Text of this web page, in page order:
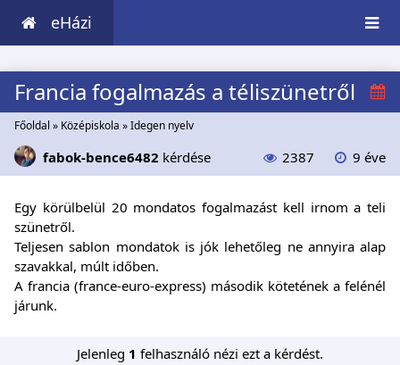
eHázi
Francia fogalmazás a téliszünetről
Főoldal » Középiskola »Idegen nyelv
fabok-bence6482 kérdése 2387 9 éve
Egy körülbelül 20 mondatos fogalmazást kell irnom a teli
szünetről.
Teljesen sablon mondatok is jók lehetőleg ne annyira alap
szavakkal, múlt időben.
A francia (france-euro-express) második kötetének a felénél
járunk.
Jelenleg 1 felhasználó nézi ezt a kérdést.